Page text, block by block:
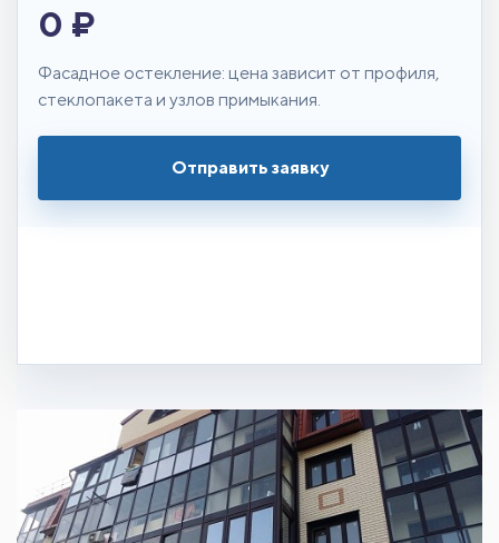
0 ₽
Фасадное остекление: цена зависит от профиля,
стеклопакета и узлов примыкания.
Отправить заявку